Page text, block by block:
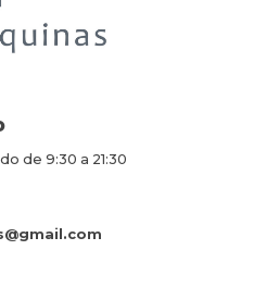
de 9:30 a 21:30